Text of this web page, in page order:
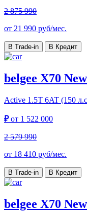
2 875 990
от 21 990 руб/мес.
В Trade-in В Кредит
belgee X70 New
Active 1.5T 6AT (150
₽от 1 522 000
2 579 990
от 18 410 руб/мес.
В Trade-in В Кредит
belgee X70 New